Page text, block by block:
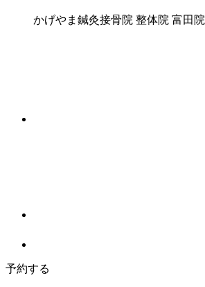
かげやま鍼灸接骨院 整体院 富田院
予約する